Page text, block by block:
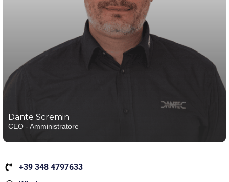
Dante Scremin
CEO - Amministratore
+39 348 4797633